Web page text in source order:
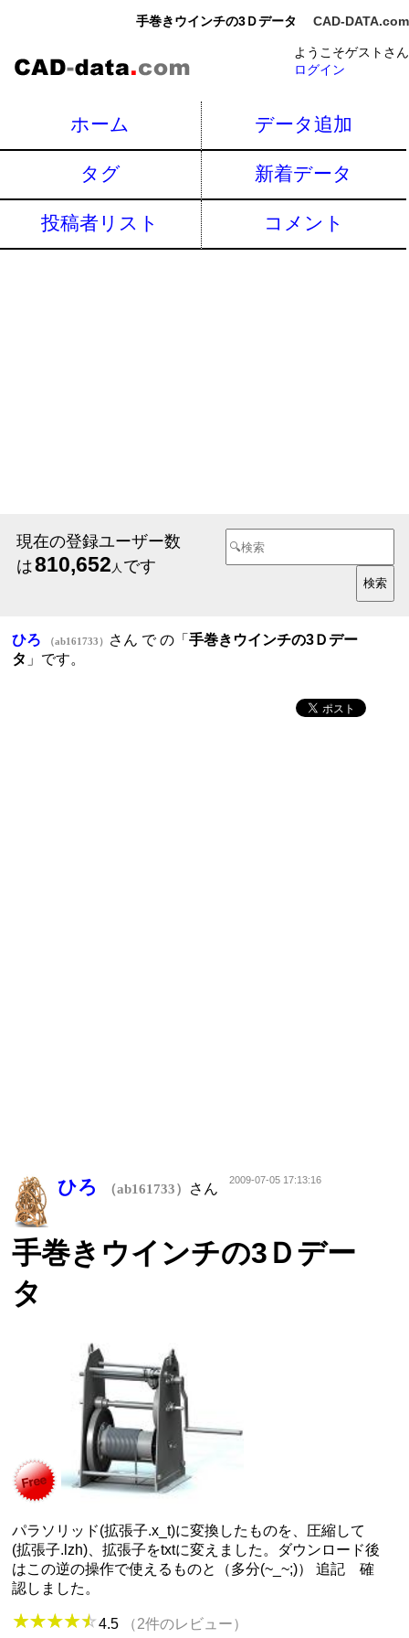
手巻きウインチの3Ｄデータ CAD-DATA.com
ようこそゲストさん
ログイン
ホーム データ追加
タグ 新着データ
投稿者リスト コメント
現在の登録ユーザー数
は810,652 人 です
ひろ （ab161733） さん での「手巻きウインチの3Ｄデー
タ 」です。
ひろ （ab161733） さん
2009-07-05 17:13:16
手巻きウインチの3Ｄデー
タ
パラソリッド(拡張子.x_t)に変換したものを、圧縮して
(拡張子.lzh)、拡張子をtxtに変えました。ダウンロード後
はこの逆の操作で使えるものと（多分(~_~;)） 追記 確
認しました。
4.5 （2件のレビュー）